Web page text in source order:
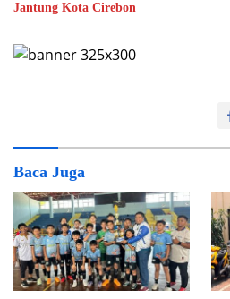
Jantung Kota Cirebon
Baca Juga